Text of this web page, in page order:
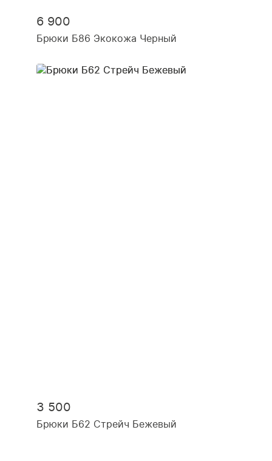
6 900
Брюки Б86 Экокожа Черный
3 500
Брюки Б62 Стрейч Бежевый